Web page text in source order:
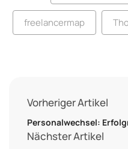
freelancermap
Vorheriger Artikel
Personalwechsel:
Nächster Artikel